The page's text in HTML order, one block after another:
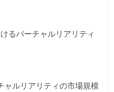
るバーチャルリアリティ
ャルリアリティの市場規模